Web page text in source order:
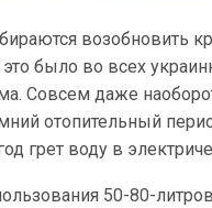
возобновить
было во всех
Совсем даже
отопительный
грет воду в
50-80-